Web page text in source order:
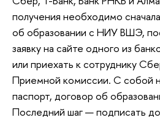
получения необходимо
об образовании с НИУ ВШЭ,
заявку на сайте одного из
или приехать к сотруднику
Приемной комиссии. С собой
паспорт, договор об
Последний шаг — подписать